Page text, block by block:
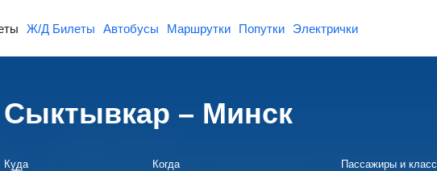
Ж/Д Билеты Автобусы Маршрутки Попутки Электрички
– Минск
Куда Когда Пассажиры и класс